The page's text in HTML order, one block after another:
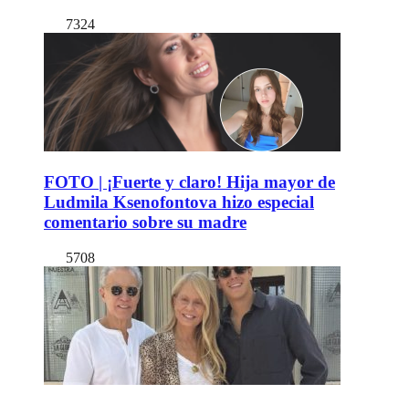
7324
FOTO | ¡Fuerte y claro! Hija mayor de
Ludmila Ksenofontova hizo especial
comentario sobre su madre
5708